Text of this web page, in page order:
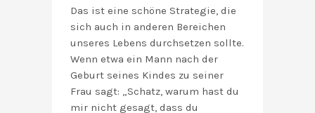
Das ist eine schöne Strategie, die
sich auch in anderen Bereichen
unseres Lebens durchsetzen sollte.
Wenn etwa ein Mann nach der
Geburt seines Kindes zu seiner
Frau sagt: „Schatz, warum hast du
mir nicht gesagt, dass du